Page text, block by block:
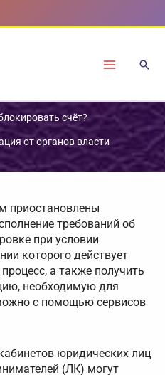
счёт?
от органов власти
приостановлены
требований об
при условии
которого действует
а также получить
необходимую для
с помощью сервисов
юридических лиц
(ЛК) могут